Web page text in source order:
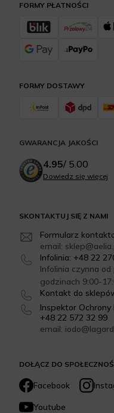
DOŁĄCZ DO
Facebook
Youtube
SKONTAKTUJ SIĘ Z NAMI
Formularz
email:
Infolinia: +48 22
Infolinia czynna
godzinach 9:00-
Kontakt do
Inspektor
+48 22 572 32 99
email:
FORMY DOSTAWY
FORMY PŁATNOŚCI
GWARANCJA JAKOŚCI
4.95/ 5.00
Dowiedz się więcej